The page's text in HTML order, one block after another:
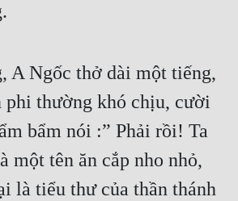
A Ngốc thở dài một tiếng,
phi thường khó chịu, cười
bẩm nói :” Phải rồi! Ta
một tên ăn cắp nho nhỏ,
là tiểu thư của thần thánh